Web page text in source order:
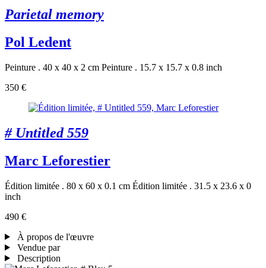
Parietal memory
Pol Ledent
Peinture . 40 x 40 x 2 cm Peinture . 15.7 x 15.7 x 0.8 inch
350 €
# Untitled 559
Marc Leforestier
Édition limitée . 80 x 60 x 0.1 cm Édition limitée . 31.5 x 23.6 x 0
inch
490 €
À propos de l'œuvre
Vendue par
Description